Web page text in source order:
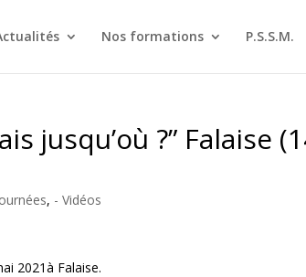
Nos formations P.S.S.M.
jusqu’où ?” Falaise
, - Vidéos
2021à Falaise.